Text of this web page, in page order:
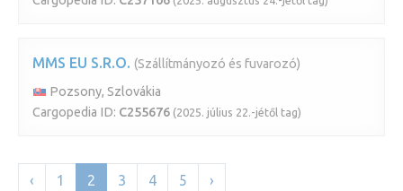
MMS EU S.R.O. (Szállítmányozó és fuvarozó)
Pozsony, Szlovákia
Cargopedia ID: C255676 (2025. július 22.-jétől tag)
‹ 1 2 3 4 5 ›